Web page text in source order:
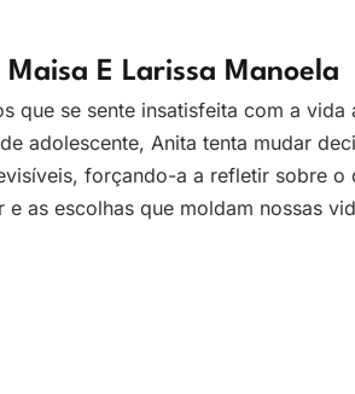
Maisa E Larissa Manoela
que se sente insatisfeita com a
adolescente, Anita tenta mudar
forçando-a a refletir sobre
as escolhas que moldam nossas